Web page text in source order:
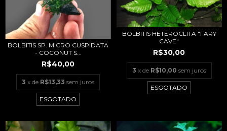
BOLBITIS SP. MICRO CUSPIDATA
- COCONUT S...
R$40,00
3 x de R$13,33 sem juros
ESGOTADO
BOLBITIS HETEROCLITA "FARY
CAVE"
R$30,00
3 x de R$10,00 sem juros
ESGOTADO